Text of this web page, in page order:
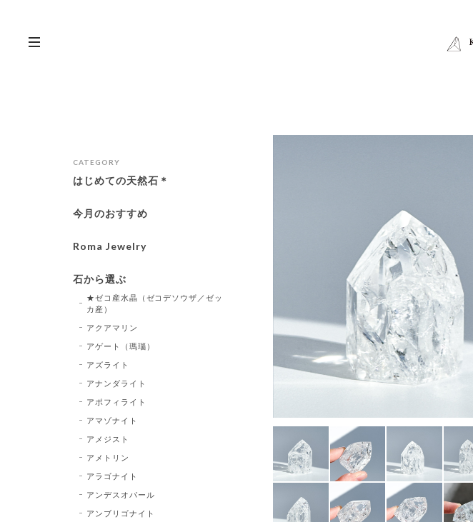
CATEGORY
はじめての天然石＊
今月のおすすめ
Roma Jewelry
石から選ぶ
★ゼコ産水晶（ゼコデソウザ／ゼッ
カ産）
アクアマリン
アゲート（瑪瑙）
アズライト
アナンダライト
アポフィライト
アマゾナイト
アメジスト
アメトリン
アラゴナイト
アンデスオパール
アンブリゴナイト